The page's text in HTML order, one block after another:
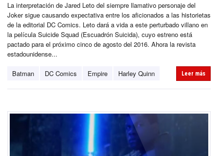
La interpretación de Jared Leto del siempre llamativo personaje del
Joker sigue causando expectativa entre los aficionados a las historietas
de la editorial DC Comics. Leto dará a vida a este perturbado villano en
la película Suicide Squad (Escuadrón Suicida), cuyo estreno está
pactado para el próximo cinco de agosto del 2016. Ahora la revista
estadounidense...
Batman DC Comics Empire Harley Quinn Leer más